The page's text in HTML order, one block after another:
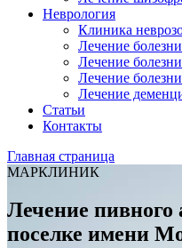
Неврология
Клиника
Лечение
Лечение
Лечение
Лечение
Статьи
Контакты
Главная страница
МАРКЛИНИК
Лечение пивного
поселке имени